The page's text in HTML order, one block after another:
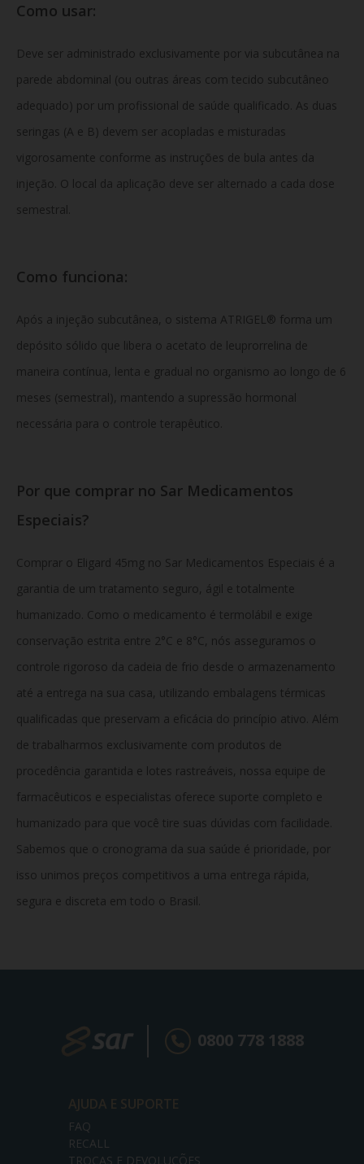
Como usar:
Deve ser administrado exclusivamente por via subcutânea na
parede abdominal (ou outras áreas com tecido subcutâneo
adequado) por um profissional de saúde qualificado. As duas
seringas (A e B) devem ser acopladas e misturadas
vigorosamente conforme as instruções de bula antes da
injeção. O local da aplicação deve ser alternado a cada dose
semestral.
Como funciona:
Após a injeção subcutânea, o sistema ATRIGEL® forma um
depósito sólido que libera o acetato de leuprorrelina de
maneira contínua, lenta e gradual no organismo ao longo de 6
meses (semestral), mantendo a supressão hormonal
necessária para o controle terapêutico.
Por que comprar no Sar Medicamentos
Especiais?
Comprar o Eligard 45mg no Sar Medicamentos Especiais é a
garantia de um tratamento seguro, ágil e totalmente
humanizado. Como o medicamento é termolábil e exige
conservação estrita entre 2°C e 8°C, nós asseguramos o
controle rigoroso da cadeia de frio desde o armazenamento
até a entrega na sua casa, utilizando embalagens térmicas
qualificadas que preservam a eficácia do princípio ativo. Além
de trabalharmos exclusivamente com produtos de
procedência garantida e lotes rastreáveis, nossa equipe de
farmacêuticos e especialistas oferece suporte completo e
humanizado para que você tire suas dúvidas com facilidade.
Sabemos que o cronograma da sua saúde é prioridade, por
isso unimos preços competitivos a uma entrega rápida,
segura e discreta em todo o Brasil.
0800 778 1888
AJUDA E SUPORTE
FAQ
RECALL
TROCAS E DEVOLUÇÕES